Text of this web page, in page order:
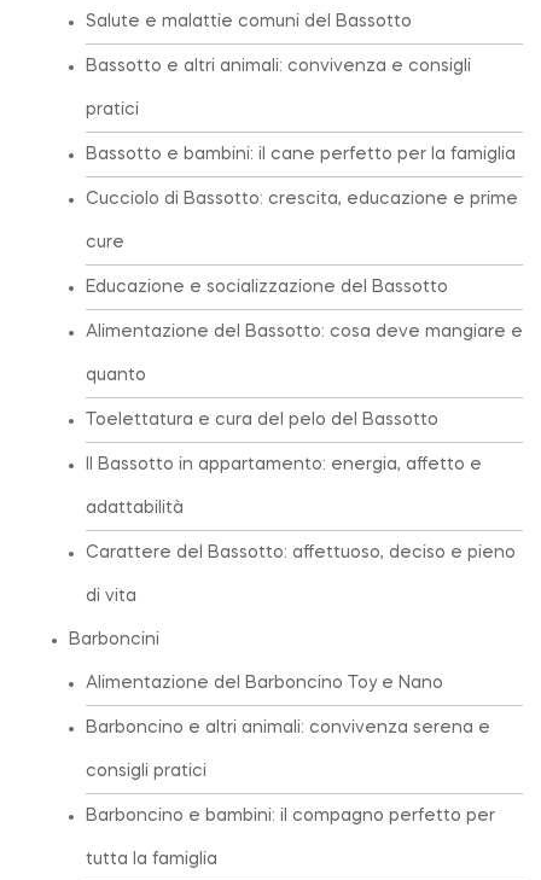
Salute e malattie comuni del Bassotto
Bassotto e altri animali: convivenza e consigli
pratici
Bassotto e bambini: il cane perfetto per la famiglia
Cucciolo di Bassotto: crescita, educazione e prime
cure
Educazione e socializzazione del Bassotto
Alimentazione del Bassotto: cosa deve mangiare e
quanto
Toelettatura e cura del pelo del Bassotto
Il Bassotto in appartamento: energia, affetto e
adattabilità
Carattere del Bassotto: affettuoso, deciso e pieno
di vita
Barboncini
Alimentazione del Barboncino Toy e Nano
Barboncino e altri animali: convivenza serena e
consigli pratici
Barboncino e bambini: il compagno perfetto per
tutta la famiglia